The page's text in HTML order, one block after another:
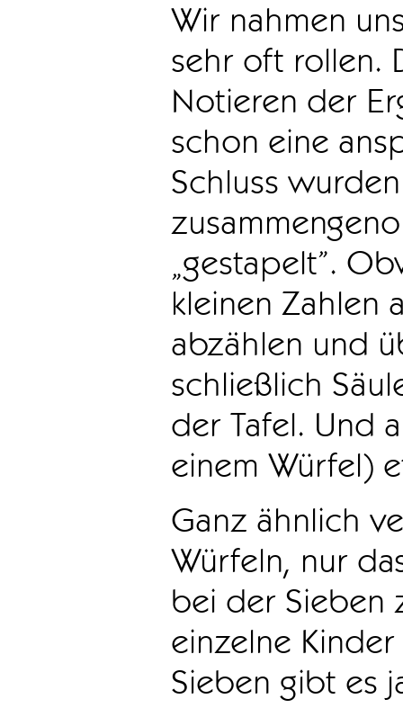
Wir nahmen
sehr oft rollen.
Notieren der
schon eine
Schluss
„gestapelt”.
kleinen Zahlen
abzählen und
schließlich
der Tafel. Und
einem Würfel)
Ganz ähnlich
Würfeln, nur
bei der Sieben
einzelne
Sieben gibt es